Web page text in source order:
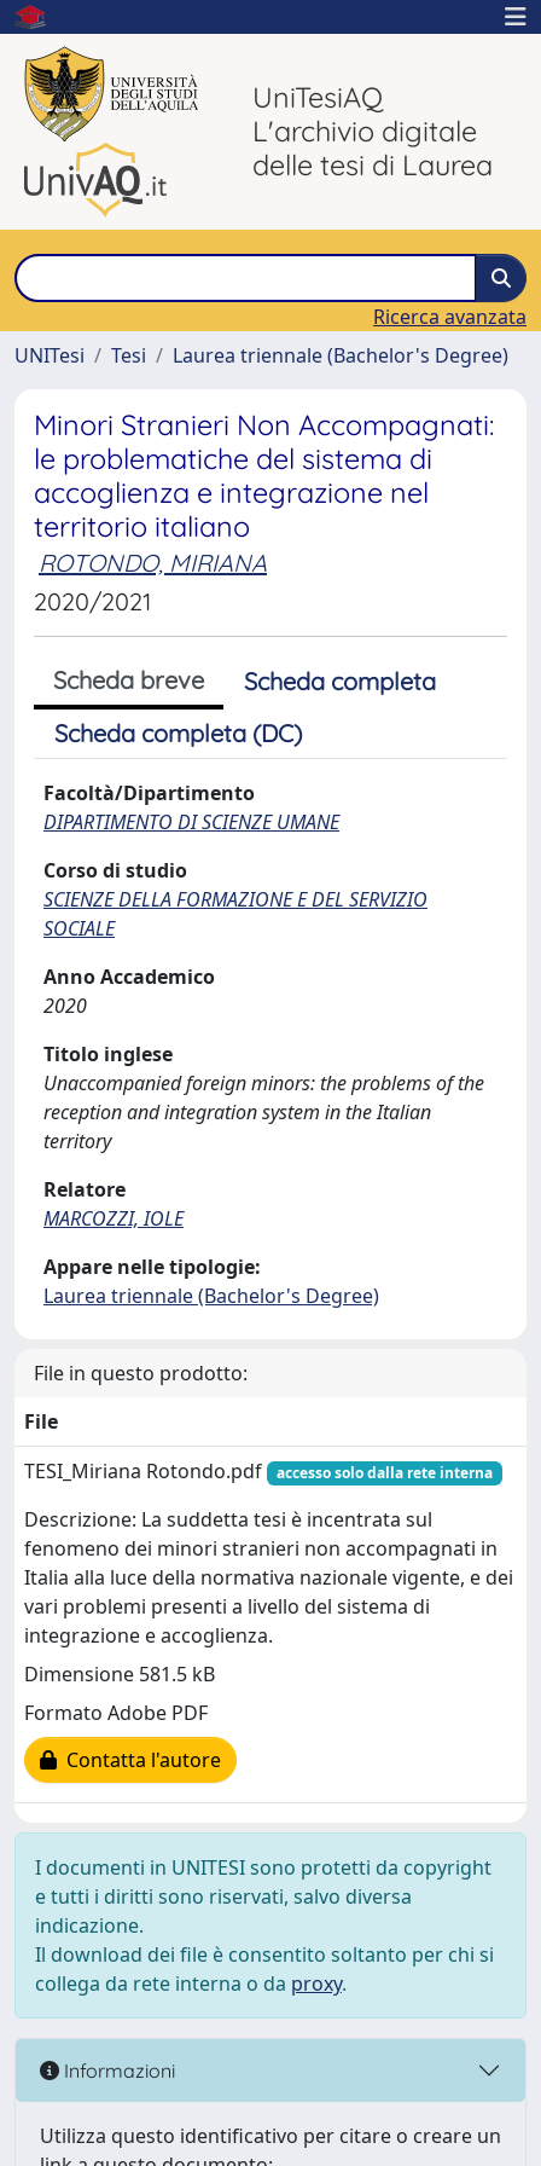
UniTesiAQ
L'archivio digitale
delle tesi di Laurea
Ricerca avanzata
UNITesi
Tesi Laurea triennale (Bachelor's Degree)
Minori Stranieri Non Accompagnati:
le problematiche del sistema di
accoglienza e integrazione nel
territorio italiano
ROTONDO, MIRIANA
2020/2021
Scheda breve
Scheda completa
Scheda completa (DC)
Facoltà/Dipartimento
DIPARTIMENTO DI SCIENZE UMANE
Corso di studio
SCIENZE DELLA FORMAZIONE E DEL SERVIZIO
SOCIALE
Anno Accademico
2020
Titolo inglese
Unaccompanied foreign minors: the problems of the
reception and integration system in the Italian
territory
Relatore
MARCOZZI, IOLE
Appare nelle tipologie:
Laurea triennale (Bachelor's Degree)
File in questo prodotto:
File
TESI_Miriana Rotondo.pdf
accesso solo dalla rete interna
Descrizione: La suddetta tesi è incentrata sul
fenomeno dei minori stranieri non accompagnati in
Italia alla luce della normativa nazionale vigente, e dei
vari problemi presenti a livello del sistema di
integrazione e accoglienza.
Dimensione 581.5 kB
Formato Adobe PDF
Contatta l'autore
I documenti in UNITESI sono protetti da copyright
e tutti i diritti sono riservati, salvo diversa
indicazione.
Il download dei file è consentito soltanto per chi si
collega da rete interna o da proxy.
Informazioni
Utilizza questo identificativo per citare o creare un